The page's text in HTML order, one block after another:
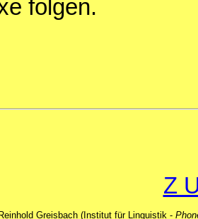
folgen.
Z
Greisbach (Institut für Linguistik -